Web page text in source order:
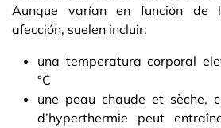
Aunque varían en función
afección, suelen incluir:
una temperatura corporal
°C
une peau chaude et sèche,
d’hyperthermie peut